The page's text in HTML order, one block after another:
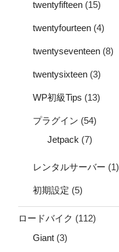
twentyfifteen (15)
twentyfourteen (4)
twentyseventeen (8)
twentysixteen (3)
WP初級Tips (13)
プラグイン (54)
Jetpack (7)
レンタルサーバー (1)
初期設定 (5)
ロードバイク (112)
Giant (3)